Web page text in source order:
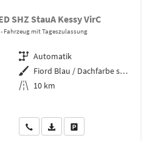
SHZ StauA Kessy VirC
Fahrzeug mit Tageszulassung
Getriebe Automatik
Außenfarbe
Fiord Blau / Dachfarbe schwarz
Kilometerstand 10 km
Wir rufen Sie anPDF-Datei, Fahrzeugexposé